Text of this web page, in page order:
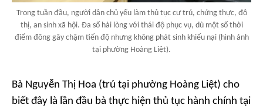
Trong tuần đầu, người dân chủ yếu làm thủ tục cư trú, chứng thực, đô
thị, an sinh xã hội. Đa số hài lòng với thái độ phục vụ, dù một số thời
điểm đông gây chậm tiến độ nhưng không phát sinh khiếu nại (hình ảnh
tại phường Hoàng Liệt).
Bà Nguyễn Thị Hoa (trú tại phường Hoàng Liệt) cho
biết đây là lần đầu bà thực hiện thủ tục hành chính tại